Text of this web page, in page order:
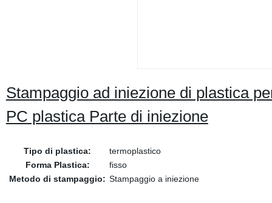
Stampaggio ad iniezione di plastica
PC plastica Parte di iniezione
Tipo di plastica:
termoplastico
Forma Plastica:
fisso
Metodo di stampaggio: Stampaggio a iniezione